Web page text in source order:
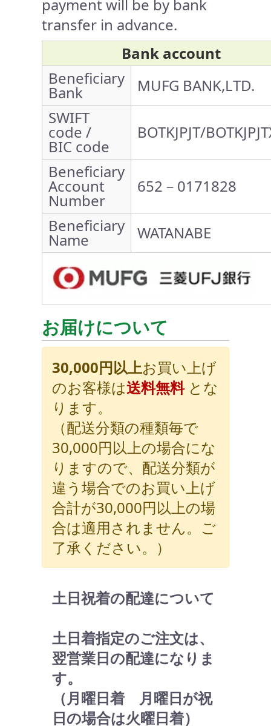
payment will be by bank
transfer in advance.
Bank account
Beneficiary
Bank
MUFG BANK,LTD.
SWIFT
code /
BIC code
BOTKJPJT/
Beneficiary
Account
Number
652－0171828
Beneficiary
Name WATANABE
お届けについて
30,000円以上お買い上げ
のお客様は送料無料とな
ります。
（配送分類の種類毎で
30,000円以上の場合にな
りますので、配送分類が
違う場合でのお買い上げ
合計が30,000円以上の場
合は適用されません。ご
了承ください。）
土日祝着の配達について
土日着指定のご注文は、
翌営業日の配達になりま
す。
（月曜日着 月曜日が祝
日の場合は火曜日着）